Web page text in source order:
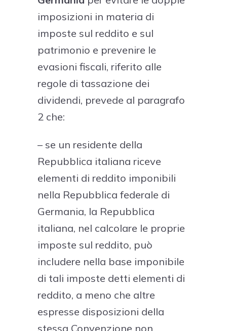
imposizioni in materia di
imposte sul reddito e sul
patrimonio e prevenire le
evasioni fiscali, riferito alle
regole di tassazione dei
dividendi, prevede al paragrafo
2 che:
– se un residente della
Repubblica italiana riceve
elementi di reddito imponibili
nella Repubblica federale di
Germania, la Repubblica
italiana, nel calcolare le proprie
imposte sul reddito, può
includere nella base imponibile
di tali imposte detti elementi di
reddito, a meno che altre
espresse disposizioni della
stessa Convenzione non